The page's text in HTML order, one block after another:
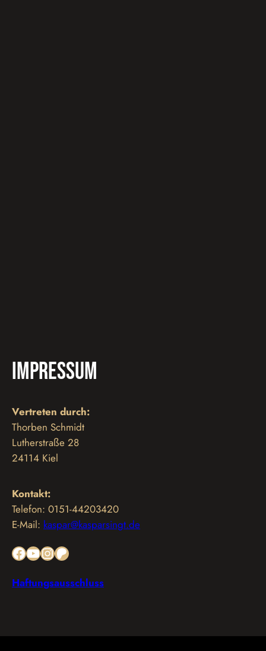
Impressum
Vertreten durch:
Thorben Schmidt
Lutherstraße 28
24114 Kiel
Kontakt:
Telefon: 0151-44203420
E-Mail: kaspar@kasparsingt.de
Facebook YouTube InstagramPatreon
Haftungsausschluss